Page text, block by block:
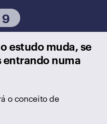
estudo muda, se
numa
o conceito de